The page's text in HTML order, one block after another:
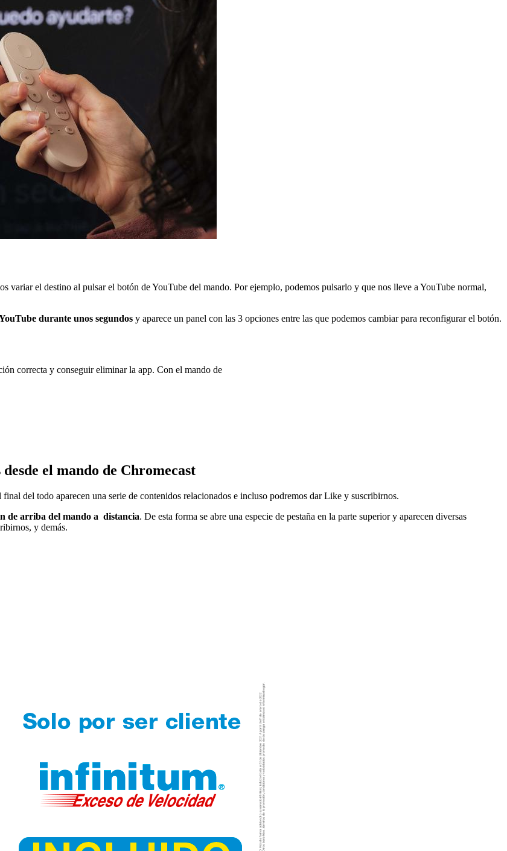
variar el destino al pulsar el botón de YouTube del mando. Por ejemplo, podemos pulsarlo y que nos lleve a YouTube normal,
durante unos segundos y aparece un panel con las 3 opciones entre las que podemos cambiar para reconfigurar el botón.
correcta y conseguir eliminar la app. Con el mando de
el mando de Chromecast
del todo aparecen una serie de contenidos relacionados e incluso podremos dar Like y suscribirnos.
de arriba del mando a distancia. De esta forma se abre una especie de pestaña en la parte superior y aparecen diversas
y demás.